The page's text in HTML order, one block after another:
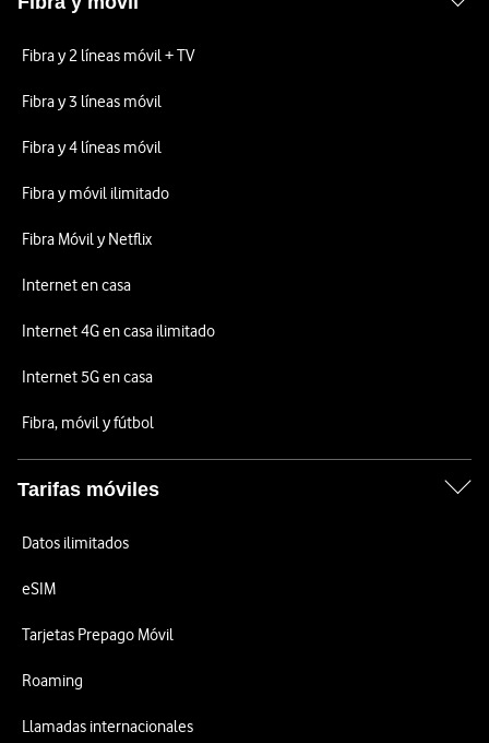
Fibra y 2 líneas móvil + TV
Fibra y 3 líneas móvil
Fibra y 4 líneas móvil
Fibra y móvil ilimitado
Fibra Móvil y Netflix
Internet en casa
Internet 4G en casa ilimitado
Internet 5G en casa
Fibra, móvil y fútbol
Tarifas móviles
Datos ilimitados
eSIM
Tarjetas Prepago Móvil
Roaming
Llamadas internacionales